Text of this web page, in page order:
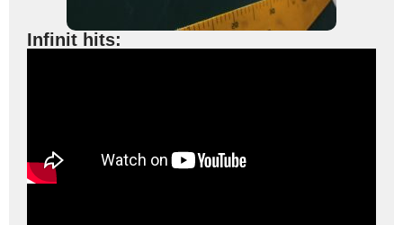
Infinit hits: